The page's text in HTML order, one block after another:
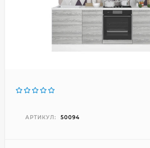
АРТИКУЛ: 50094